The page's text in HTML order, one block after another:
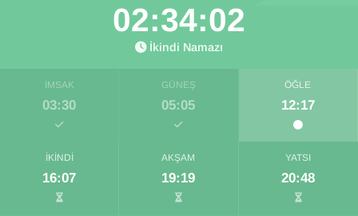
02:34:02
İkindi Namazı
İMSAK
03:30
GÜNEŞ
05:05
ÖĞLE
12:17
İKINDI
16:07
AKŞAM
19:19
YATSI
20:48